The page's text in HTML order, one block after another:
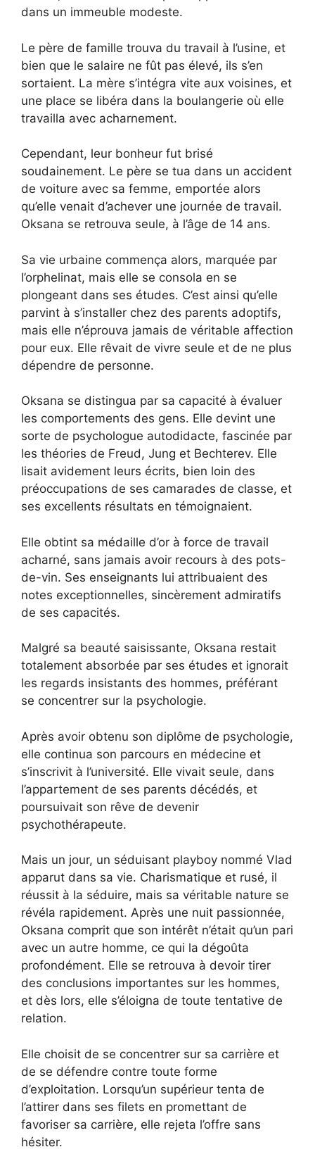
dans un immeuble modeste.
Le père de famille trouva du travail à l’usine, et
bien que le salaire ne fût pas élevé, ils s’en
sortaient. La mère s’intégra vite aux voisines, et
une place se libéra dans la boulangerie où elle
travailla avec acharnement.
Cependant, leur bonheur fut brisé
soudainement. Le père se tua dans un accident
de voiture avec sa femme, emportée alors
qu’elle venait d’achever une journée de travail.
Oksana se retrouva seule, à l’âge de 14 ans.
Sa vie urbaine commença alors, marquée par
l’orphelinat, mais elle se consola en se
plongeant dans ses études. C’est ainsi qu’elle
parvint à s’installer chez des parents adoptifs,
mais elle n’éprouva jamais de véritable affection
pour eux. Elle rêvait de vivre seule et de ne plus
dépendre de personne.
Oksana se distingua par sa capacité à évaluer
les comportements des gens. Elle devint une
sorte de psychologue autodidacte, fascinée par
les théories de Freud, Jung et Bechterev. Elle
lisait avidement leurs écrits, bien loin des
préoccupations de ses camarades de classe, et
ses excellents résultats en témoignaient.
Elle obtint sa médaille d’or à force de travail
acharné, sans jamais avoir recours à des pots-
de-vin. Ses enseignants lui attribuaient des
notes exceptionnelles, sincèrement admiratifs
de ses capacités.
Malgré sa beauté saisissante, Oksana restait
totalement absorbée par ses études et ignorait
les regards insistants des hommes, préférant
se concentrer sur la psychologie.
Après avoir obtenu son diplôme de psychologie,
elle continua son parcours en médecine et
s’inscrivit à l’université. Elle vivait seule, dans
l’appartement de ses parents décédés, et
poursuivait son rêve de devenir
psychothérapeute.
Mais un jour, un séduisant playboy nommé Vlad
apparut dans sa vie. Charismatique et rusé, il
réussit à la séduire, mais sa véritable nature se
révéla rapidement. Après une nuit passionnée,
Oksana comprit que son intérêt n’était qu’un pari
avec un autre homme, ce qui la dégoûta
profondément. Elle se retrouva à devoir tirer
des conclusions importantes sur les hommes,
et dès lors, elle s’éloigna de toute tentative de
relation.
Elle choisit de se concentrer sur sa carrière et
de se défendre contre toute forme
d’exploitation. Lorsqu’un supérieur tenta de
l’attirer dans ses filets en promettant de
favoriser sa carrière, elle rejeta l’offre sans
hésiter.